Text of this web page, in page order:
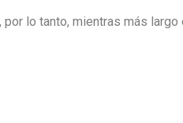
lo tanto, mientras más